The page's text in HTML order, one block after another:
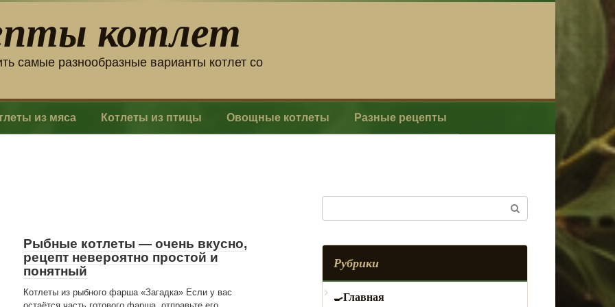
котлет
самые разнообразные варианты котлет со
из мяса Котлеты из птицы Овощные котлеты Разные рецепты
Рыбные котлеты — очень вкусно,
рецепт невероятно простой и
понятный
Котлеты из рыбного фарша «Загадка» Если у вас
Рубрики
Главная